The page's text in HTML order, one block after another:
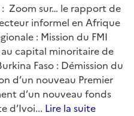
: Zoom sur… le rapport de
informel en Afrique
: Mission du FMI
au capital minoritaire de
Faso : Démission du
d’un nouveau Premier
d’un nouveau fonds
d’Ivoi... Lire la suite